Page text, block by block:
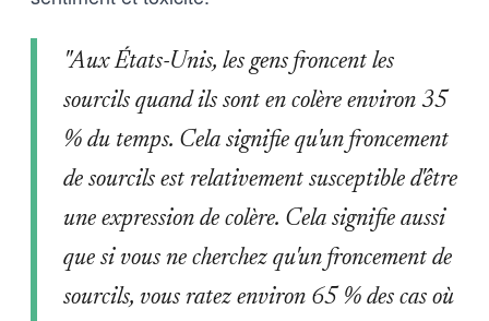
"Aux États-Unis, les gens froncent les
sourcils quand ils sont en colère environ 35
% du temps. Cela signifie qu'un froncement
de sourcils est relativement susceptible d'être
une expression de colère. Cela signifie aussi
que si vous ne cherchez qu'un froncement de
sourcils, vous ratez environ 65 % des cas où